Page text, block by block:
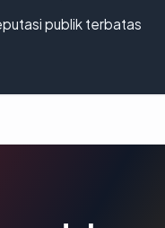
publik terbatas